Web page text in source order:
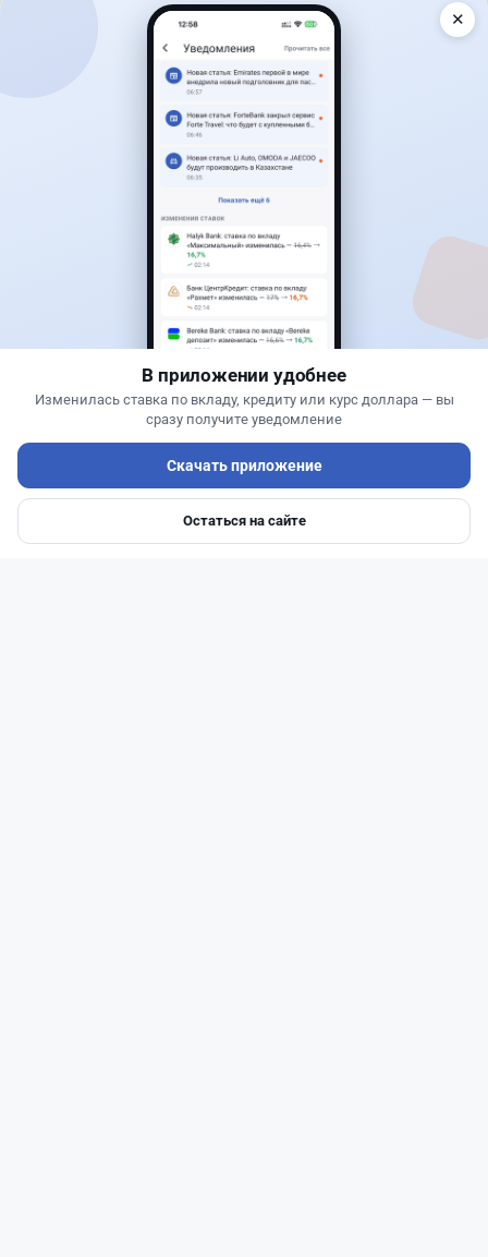
0
·8 августа 2026 г., 15:03
Сотни лекарств подешевели в Казахстане:
какие препараты попали в список
Читать дальше →
Ипотеки Авто
✕
В приложении удобнее
Изменилась ставка по вкладу, кредиту или курс доллара — вы
сразу получите уведомление
Скачать приложение
Остаться на сайте